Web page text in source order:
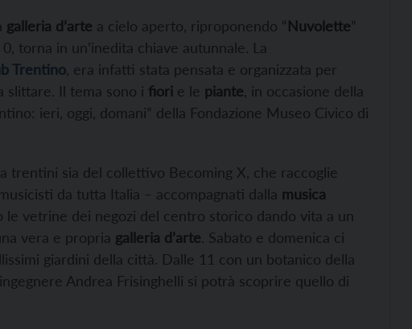
galleria d’arte a cielo aperto, riproponendo “Nuvolette”
torna in un’inedita chiave autunnale. La
Trentino, era infatti stata pensata e organizzata per
slittare. Il tema sono i fiori e le piante, in occasione della
ieri, oggi, domani” della Fondazione Museo Civico di
trentini sia del collettivo Becoming X, che raccoglie
da tutta Italia – accompagnati dalla musica
le vetrine dei negozi del centro storico dando vita a un
vera e propria galleria d’arte. Sabato e domenica ci
giardini della città. Dalle 11 con un botanico della
Andrea Frisinghelli si potrà scoprire quello di